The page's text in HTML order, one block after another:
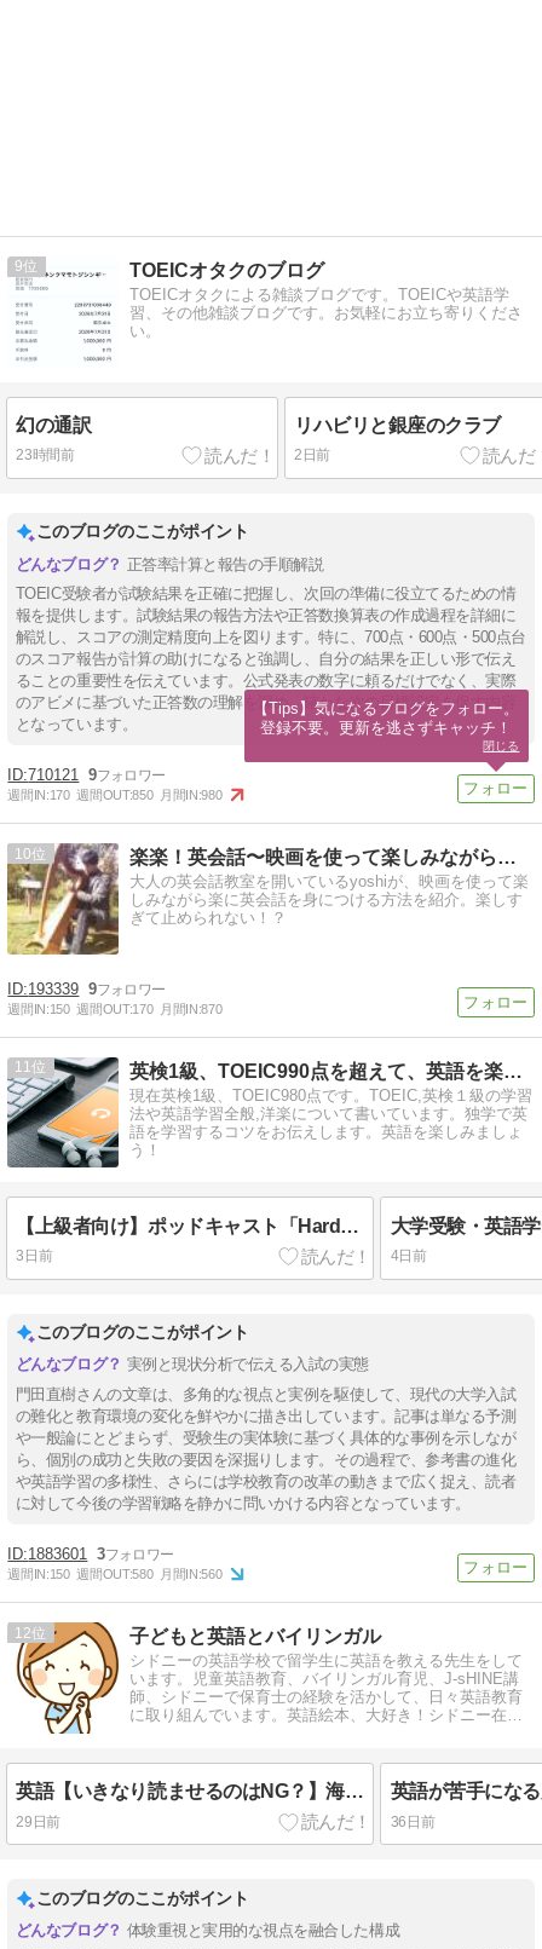
9 TOEICオタクのブログ
TOEICオタクによる雑談ブログです。TOEICや英語学
習、その他雑談ブログです。お気軽にお立ち寄りくださ
い。
幻の通訳
23時間前
リハビリと銀座のクラブ
2日前
このブログのここがポイント
正答率計算と報告の手順解説
TOEIC受験者が試験結果を正確に把握し、次回の準備に役立てるための情
報を提供します。試験結果の報告方法や正答数換算表の作成過程を詳細に
解説し、スコアの測定精度向上を図ります。特に、700点・600点・500点台
のスコア報告が計算の助けになると強調し、自分の結果を正しい形で伝え
ることの重要性を伝えています。公式発表の数字に頼るだけでなく、実際
のアビメに基づいた正答数の理解を深め、確かな次の目標設定を促す内容
となっています。
710121 9
週間IN:170 週間OUT:850 月間IN:980
10 楽楽！英会話〜映画を使って楽しみながら自然な英語を身につける
大人の英会話教室を開いているyoshiが、映画を使って楽
しみながら楽に英会話を身につける方法を紹介。楽しす
ぎて止められない！？
193339 9
週間IN:150 週間OUT:170 月間IN:870
11 英検1級、TOEIC990点を超えて、英語を楽しむブログ
現在英検1級、TOEIC980点です。TOEIC,英検１級の学習
法や英語学習全般,洋楽について書いています。独学で英
語を学習するコツをお伝えします。英語を楽しみましょ
う！
【上級者向け】ポッドキャスト「Hardcore History」で英語と世界史を同時に学ぶ
3日前 4日前
このブログのここがポイント
実例と現状分析で伝える入試の実態
門田直樹さんの文章は、多角的な視点と実例を駆使して、現代の大学入試
の難化と教育環境の変化を鮮やかに描き出しています。記事は単なる予測
や一般論にとどまらず、受験生の実体験に基づく具体的な事例を示しなが
ら、個別の成功と失敗の要因を深掘りします。その過程で、参考書の進化
や英語学習の多様性、さらには学校教育の改革の動きまで広く捉え、読者
に対して今後の学習戦略を静かに問いかける内容となっています。
1883601 3
週間IN:150 週間OUT:580 月間IN:560
12 子どもと英語とバイリンガル
シドニーの英語学校で留学生に英語を教える先生をして
います。児童英語教育、バイリンガル育児、J-sHINE講
師、シドニーで保育士の経験を活かして、日々英語教育
に取り組んでいます。英語絵本、大好き！シドニー在
英語【いきなり読ませるのはNG？】海外の英語学校のリーディング指導を公開！
29日前 36日前
このブログのここがポイント
体験重視と実用的な視点を融合した構成
【Tips】気になるブログをフォロー。
登録不要。更新を逃さずキャッチ！
閉じる